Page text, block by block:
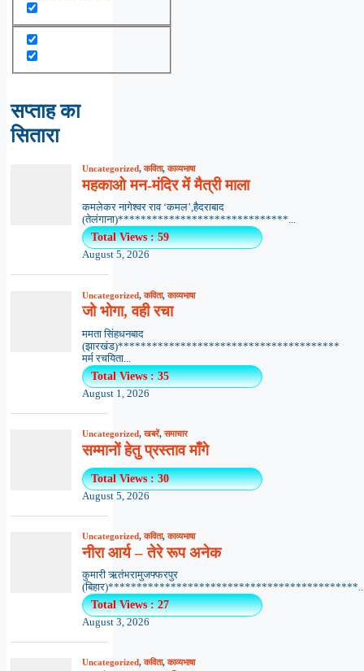
सप्ताह का
सितारा
Uncategorized,कविता,काव्यभाषा
महकाओ मन-मंदिर में मैत्री माला
कमलेकर नागेश्वर राव ‘कमल’,हैदराबाद
(तेलंगाना)******************************...
Total Views : 59
August 5, 2026
Uncategorized,कविता,काव्यभाषा
जो भोगा, वही रचा
ममता सिंहधनबाद
(झारखंड)***************************************
मर्म रचयिता...
Total Views : 35
August 1, 2026
Uncategorized,खबरें,समाचार
सम्मानों हेतु प्रस्ताव माँगे
Total Views : 30
August 5, 2026
Uncategorized,कविता,काव्यभाषा
नीरा आर्य – तेरे रूप अनेक
कुमारी ऋतंभरामुजफ्फरपुर
Total Views : 27
August 3, 2026
Uncategorized,कविता,काव्यभाषा